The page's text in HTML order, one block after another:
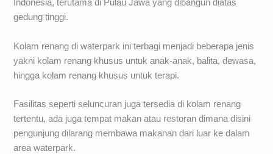
Indonesia, terutama di Pulau Jawa yang dibangun diatas
gedung tinggi.
Kolam renang di waterpark ini terbagi menjadi beberapa jenis
yakni kolam renang khusus untuk anak-anak, balita, dewasa,
hingga kolam renang khusus untuk terapi.
Fasilitas seperti seluncuran juga tersedia di kolam renang
tertentu, ada juga tempat makan atau restoran dimana disini
pengunjung dilarang membawa makanan dari luar ke dalam
area waterpark.